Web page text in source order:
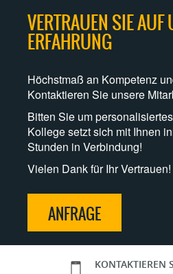
VERTRAUEN SIE AUF
ERFAHRUNG
Höchstmaß an Kompetenz
Kontaktieren Sie unsere
Bitten Sie um
Kollege setzt sich mit Ihnen
Stunden in Verbindung!
Vielen Dank für Ihr Vertrauen!
ANFRAGE
KONTAKTIEREN